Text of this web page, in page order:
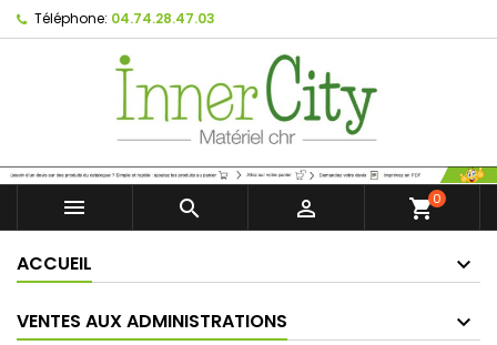
Téléphone: 04.74.28.47.03
   shopping_cart0
ACCUEIL
VENTES AUX ADMINISTRATIONS